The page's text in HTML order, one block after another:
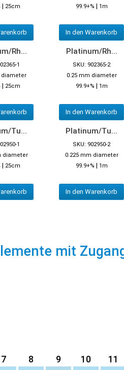
| 25cm
99.9+% | 1m
In den Warenkorb
Rh...
1
diameter
| 25cm
Platinum/Rh...
SKU: 902365-2
0.25 mm diameter
99.9+% | 1m
In den Warenkorb
Tu...
1
diameter
| 25cm
Platinum/Tu...
SKU: 902950-2
0.225 mm diameter
99.9+% | 1m
In den Warenkorb
mit
7 8 9 10 11